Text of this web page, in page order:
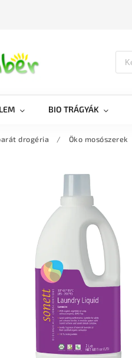
BIO TRÁGYÁK
drogéria / Öko mosószerek